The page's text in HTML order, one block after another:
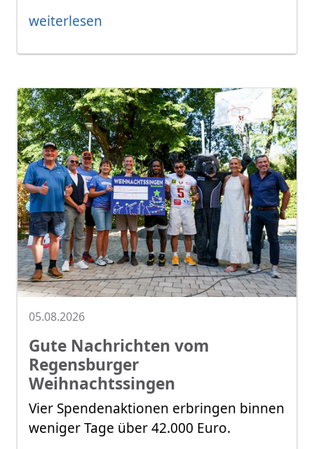
weiterlesen
05.08.2026
Gute Nachrichten vom
Regensburger
Weihnachtssingen
Vier Spendenaktionen erbringen binnen
weniger Tage über 42.000 Euro.